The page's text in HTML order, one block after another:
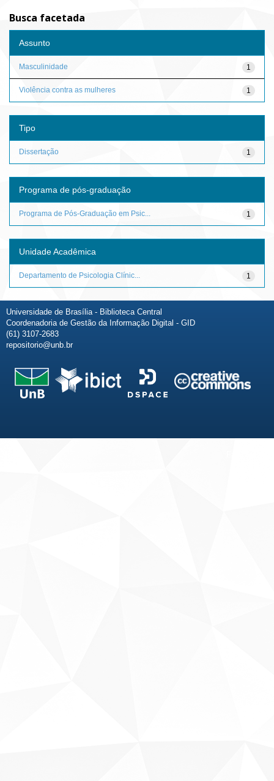
Busca facetada
Assunto
1
Masculinidade
1
Violência contra as mulheres
Tipo
1
Dissertação
Programa de pós-graduação
1
Programa de Pós-Graduação em Psic...
Unidade Acadêmica
1
Departamento de Psicologia Clínic...
Universidade de Brasília - Biblioteca Central
Coordenadoria de Gestão da Informação Digital - GID
(61) 3107-2683
repositorio@unb.br